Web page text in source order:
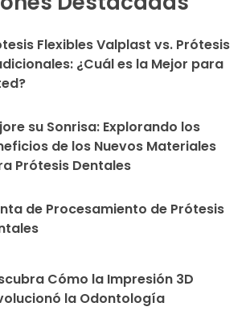
Flexibles Valplast vs. Prótesis
¿Cuál es la Mejor para
su Sonrisa: Explorando los
de los Nuevos Materiales
Prótesis Dentales
de Procesamiento de Prótesis
Cómo la Impresión 3D
la Odontología